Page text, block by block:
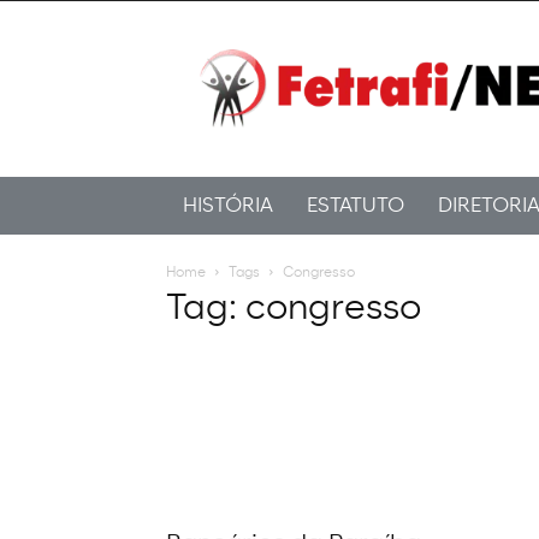
Fetrafi/NE
HISTÓRIA ESTATUTO DIRETORIA
Home Tags Congresso
Tag: congresso